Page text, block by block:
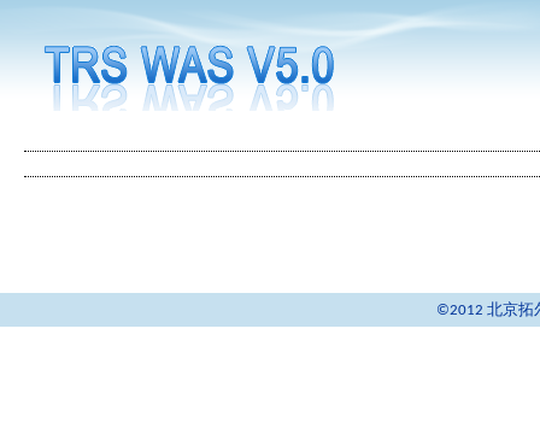
©2012 北京拓